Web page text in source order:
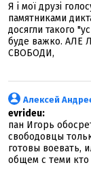
Я і мої друзі
памятниками
досягли такого
буде важко. АЛЕ
СВОБОДИ,
Алексей
evrideu:
пан Игорь
свободовцы
готовы воевать,
общем с теми кто